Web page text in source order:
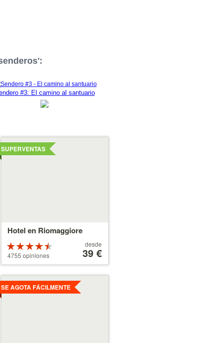
#3: El camino al santuario
Hotel en Riomaggiore
SUPERVENTAS
Valoración
de 4.5
estrellas
4755 opiniones
39 €
desde
39 €
Ver
detalles
SE AGOTA FÁCILMENTE
Ver
detalles